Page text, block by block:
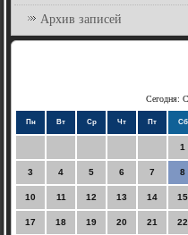
Архив записей
Сегодня:
Пн Вт Ср Чт Пт Сб
1
3 4 5 6 7 8
10 11 12 13 14 15
17 18 19 20 21 22